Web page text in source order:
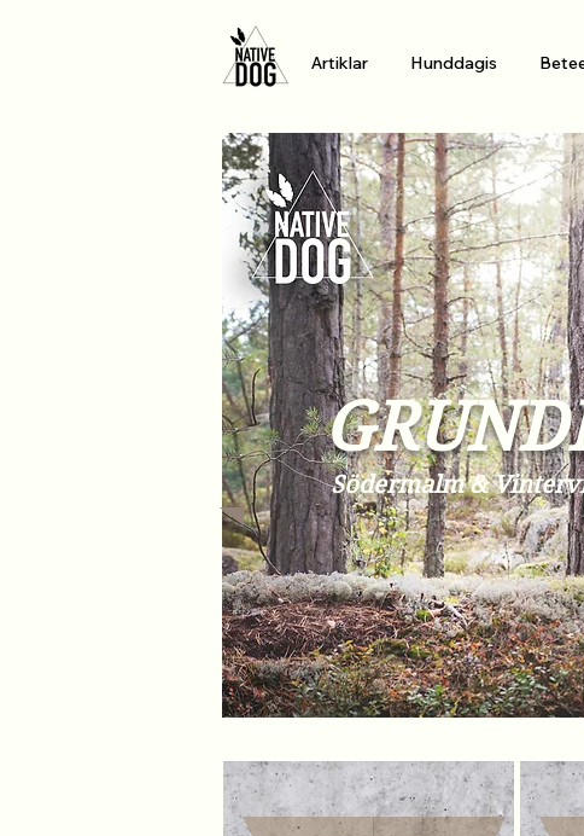
Artiklar Hunddagis
Södermalm &